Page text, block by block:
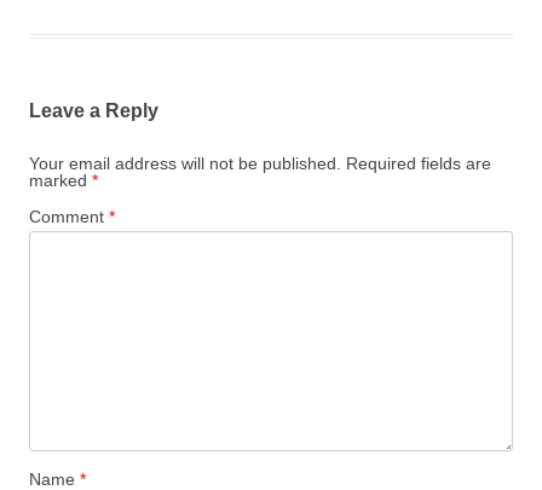
Leave a Reply
Your email address will not be published.
Required fields are
marked *
Comment *
Name *